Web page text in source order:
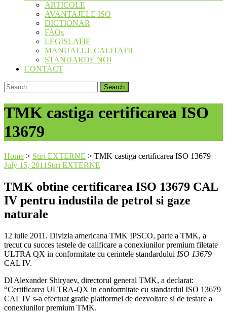
ARTICOLE
AVANTAJELE ISO
DICTIONAR
FAQs
LEGISLATIE
MANUALUL CALITATII
STANDARDE NOI
CONTACT
Search
for:
TMK castiga certificarea ISO
13679
Home > Stiri EXTERNE > TMK castiga certificarea ISO 13679
July 15, 2011 Stiri EXTERNE
TMK obtine certificarea ISO 13679 CAL
IV pentru industila de petrol si gaze
naturale
12 iulie 2011. Divizia americana TMK IPSCO, parte a TMK, a
trecut cu succes testele de calificare a conexiunilor premium filetate
ULTRA QX in conformitate cu cerintele standardului ISO 13679
CAL IV.
Dl Alexander Shiryaev, directorul general TMK, a declarat:
“Certificarea ULTRA-QX in conformitate cu standardul ISO 13679
CAL IV s-a efectuat gratie platformei de dezvoltare si de testare a
conexiunilor premium TMK.